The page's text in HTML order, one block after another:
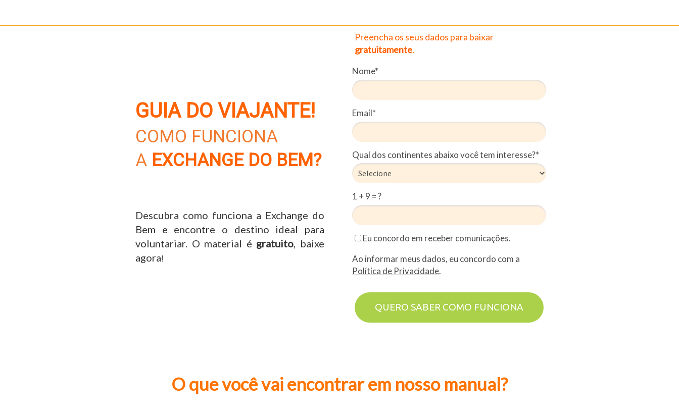
GUIA DO VIAJANTE!
COMO FUNCIONA
A EXCHANGE DO BEM?
Descubra como funciona a Exchange do
Bem e encontre o destino ideal para
voluntariar. O material é gratuito, baixe
agora!
Preencha os seus dados para baixar
gratuitamente.
Nome*
Email*
Qual dos continentes abaixo você tem interesse?*
1 + 9 = ?
Eu concordo em receber comunicações.
Ao informar meus dados, eu concordo com a
Política de Privacidade.
QUERO SABER COMO FUNCIONA
O que você vai encontrar em nosso manual?